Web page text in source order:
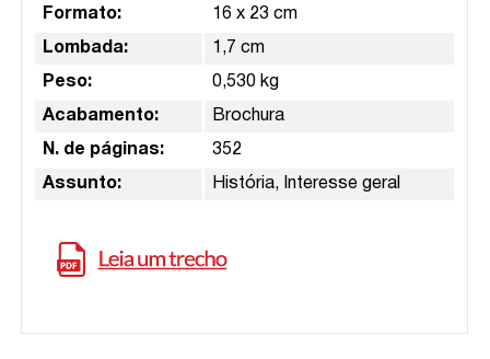
Formato: 16 x 23 cm
Lombada: 1,7 cm
Peso: 0,530 kg
Acabamento: Brochura
N. de páginas: 352
Assunto: História, Interesse geral